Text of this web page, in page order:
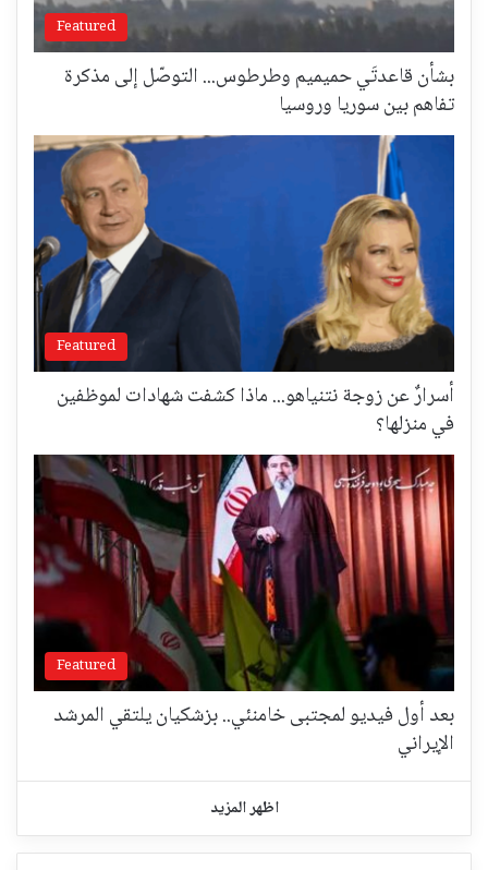
Featured
بشأن قاعدتَي حميميم وطرطوس... التوصّل إلى مذكرة
تفاهم بين سوريا وروسيا
Featured
أسرارٌ عن زوجة نتنياهو... ماذا كشفت شهادات لموظفين
في منزلها؟
Featured
بعد أول فيديو لمجتبى خامنئي.. بزشكيان يلتقي المرشد
الإيراني
اظهر المزيد